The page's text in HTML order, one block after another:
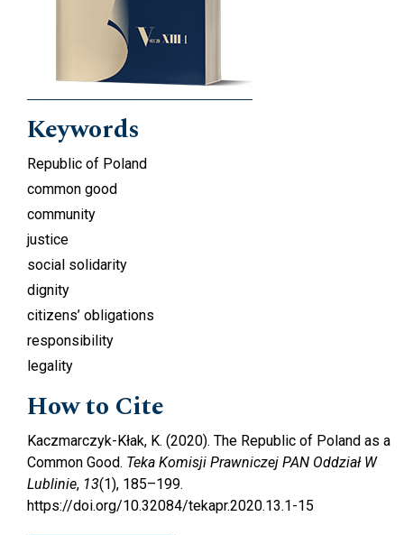
Keywords
Republic of Poland
common good
community
justice
social solidarity
dignity
citizens’ obligations
responsibility
legality
How to Cite
Kaczmarczyk-Kłak, K. (2020). The Republic of Poland as a
Common Good. Teka Komisji Prawniczej PAN Oddział W
Lublinie, 13(1), 185–199.
https://doi.org/10.32084/tekapr.2020.13.1-15